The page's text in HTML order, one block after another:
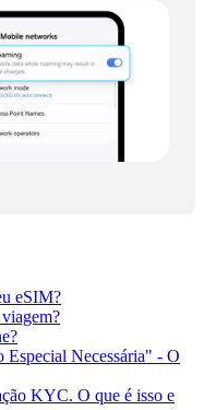
eSIM?
Necessária" - O
KYC. O que é isso e